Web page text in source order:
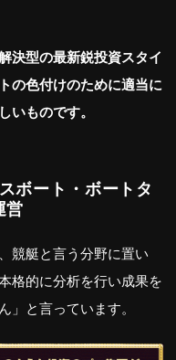
解決型の最新鋭投資スタイ
の色付けのために適当に
いものです。
ボート・ボートタ
営
競艇と言う分野に置い
格的に分析を行い成果を
」と言っています。